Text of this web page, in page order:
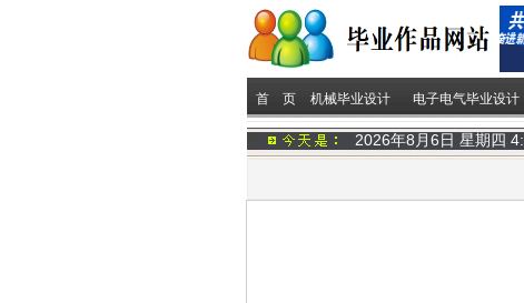
首 页 机械毕业设计 电子电气毕业设计
2026年8月6日 星期四